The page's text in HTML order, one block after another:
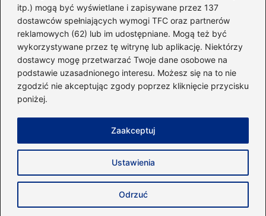
itp.) mogą być wyświetlane i zapisywane przez 137
dostawców spełniających wymogi TFC oraz partnerów
reklamowych (62) lub im udostępniane. Mogą też być
wykorzystywane przez tę witrynę lub aplikację. Niektórzy
dostawcy mogę przetwarzać Twoje dane osobowe na
podstawie uzasadnionego interesu. Możesz się na to nie
zgodzić nie akceptując zgody poprzez kliknięcie przycisku
poniżej.
Ustawienia
Odrzuć
Zaakceptuj
Dieta i kalorie(221)
Fitness(236)
Siłownia(101)
Sport(60)
Sprzęt i akcesoria(25)
Suplementy(38)
Copyright © 2026 40minut.pl
Zasady użytkowania
Napisz do nas